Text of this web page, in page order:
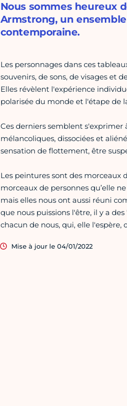
Nous sommes heureux
Armstrong, un
contemporaine.
Les personnages dans ces
souvenirs, de sons, de visages et
Elles révèlent l'expérience
polarisée du monde et l'étape de
Ces derniers semblent s'exprimer
mélancoliques, dissociées et
sensation de flottement, être
Les peintures sont des morceaux
morceaux de personnes qu’elle
mais elles nous ont aussi réuni
que nous puissions l'être, il y a
chacun de nous, qui, elle
Mise à jour le 04/01/2022